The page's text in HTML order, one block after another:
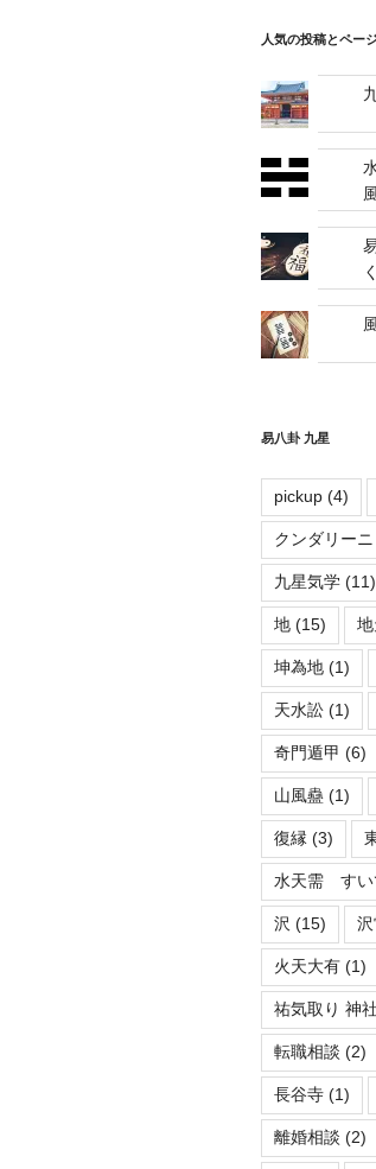
人気の投稿とペー
易八卦 九星
pickup(4)
クンダリー
九星気学(11)
地(15)
坤為地(1)
天水訟(1)
奇門遁甲 (6)
山風蠱(1)
復縁 (3)
水天需 すい
沢 (15)
火天大有(1)
祐気取り 神
転職相談 (2)
長谷寺(1)
離婚相談 (2)